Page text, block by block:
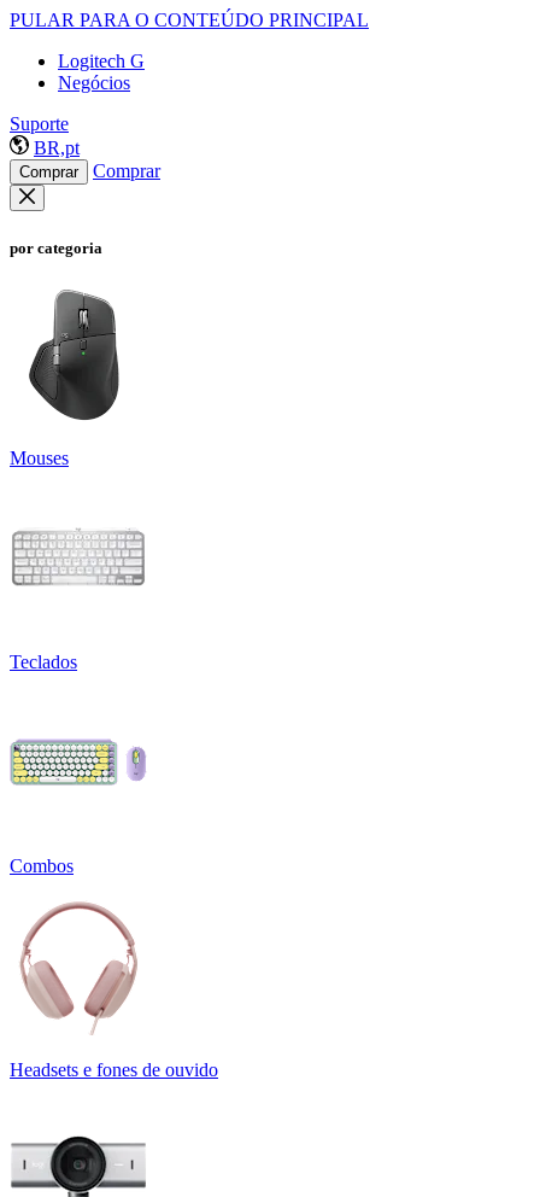
PULAR PARA O CONTEÚDO PRINCIPAL
Logitech G
Negócios
Suporte
BR,pt
Comprar Comprar
por categoria
Mouses
Teclados
Combos
Headsets e fones de ouvido